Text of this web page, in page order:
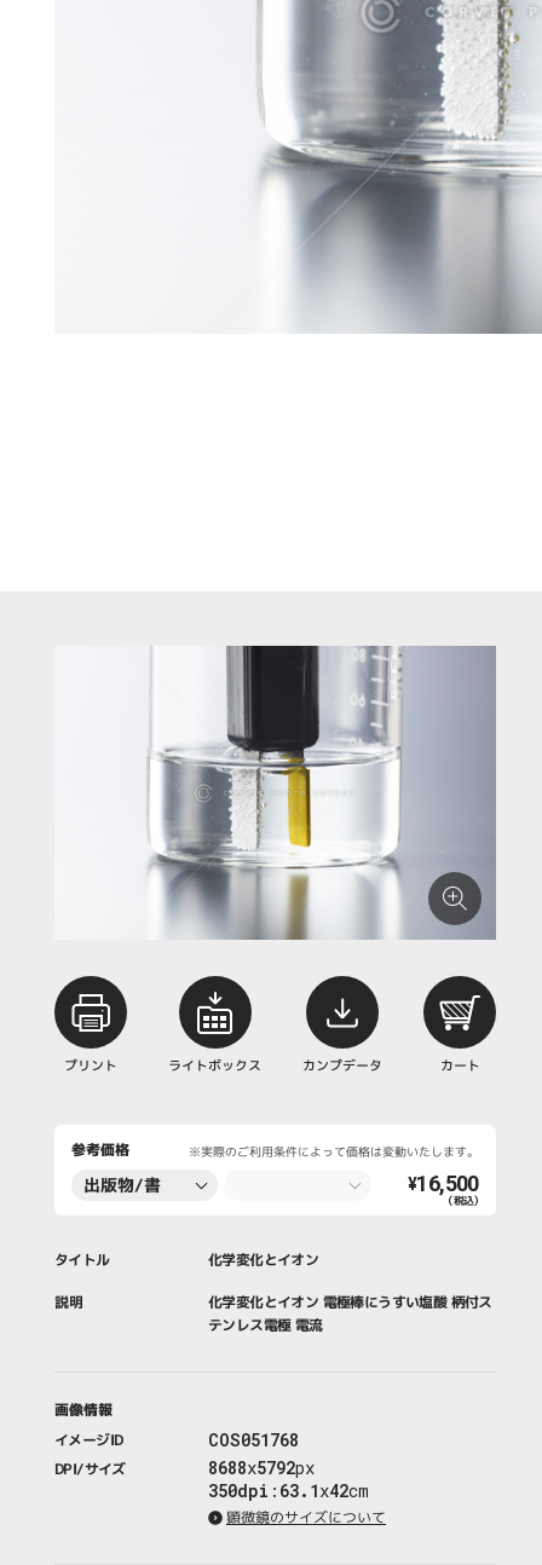
プリント ライトボックス カンプデータ カート
参考価格 ※実際のご利用条件によって価格は変動いたします。
出版物/書
¥16,500
（税込）
タイトル 化学変化とイオン
説明
化学変化とイオン 電極棒にうすい塩酸 柄付ス
テンレス電極 電流
画像情報
イメージID
COS051768
DPI/サイズ 8688x5792px
350dpi : 63.1x42cm
顕微鏡のサイズについて